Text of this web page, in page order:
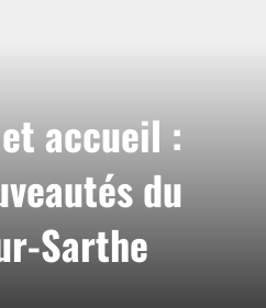
accueil :
du
Sarthe